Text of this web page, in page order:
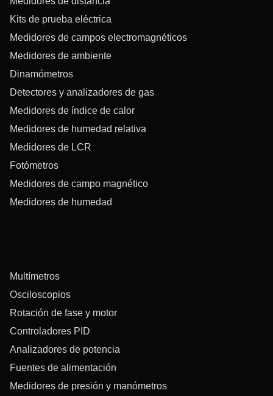
Kits de prueba eléctrica
Medidores de campos electromagnéticos
Medidores de ambiente
Dinamómetros
Detectores y analizadores de gas
Medidores de índice de calor
Medidores de humedad relativa
Medidores de LCR
Fotómetros
Medidores de campo magnético
Medidores de humedad
Multímetros
Osciloscopios
Rotación de fase y motor
Controladores PID
Analizadores de potencia
Fuentes de alimentación
Medidores de presión y manómetros